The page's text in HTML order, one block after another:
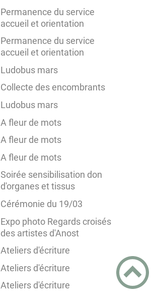
Permanence du service
accueil et orientation
Permanence du service
accueil et orientation
Ludobus mars
Collecte des encombrants
Ludobus mars
A fleur de mots
A fleur de mots
A fleur de mots
Soirée sensibilisation don
d'organes et tissus
Cérémonie du 19/03
Expo photo Regards croisés
des artistes d'Anost
Ateliers d'écriture
Ateliers d'écriture
Ateliers d'écriture